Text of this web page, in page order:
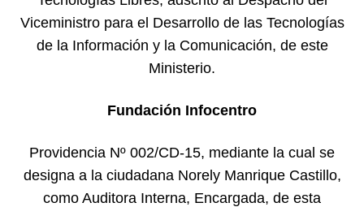
Viceministro para el Desarrollo de las Tecnologías
de la Información y la Comunicación, de este
Ministerio.
Fundación Infocentro
Providencia Nº 002/CD-15, mediante la cual se
designa a la ciudadana Norely Manrique Castillo,
como Auditora Interna, Encargada, de esta